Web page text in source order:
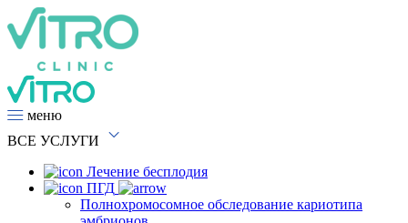
меню
ВСЕ УСЛУГИ
Лечение бесплодия
ПГД
Полнохромосомное обследование кариотипа